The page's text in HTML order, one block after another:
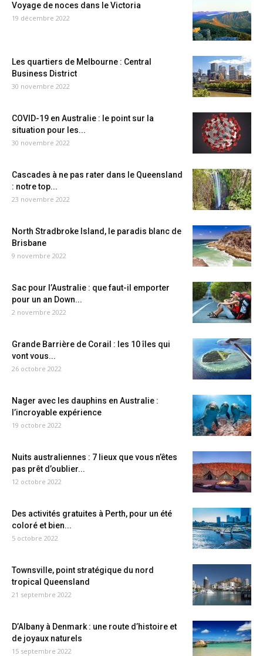
Voyage de noces dans le Victoria
19 décembre 2022
Les quartiers de Melbourne : Central
Business District
30 novembre 2022
COVID-19 en Australie : le point sur la
situation pour les...
30 novembre 2022
Cascades à ne pas rater dans le Queensland
: notre top...
23 novembre 2022
North Stradbroke Island, le paradis blanc de
Brisbane
9 novembre 2022
Sac pour l’Australie : que faut-il emporter
pour un an Down...
2 novembre 2022
Grande Barrière de Corail : les 10 îles qui
vont vous...
26 octobre 2022
Nager avec les dauphins en Australie :
l’incroyable expérience
19 octobre 2022
Nuits australiennes : 7 lieux que vous n’êtes
pas prêt d’oublier...
12 octobre 2022
Des activités gratuites à Perth, pour un été
coloré et bien...
5 octobre 2022
Townsville, point stratégique du nord
tropical Queensland
21 septembre 2022
D’Albany à Denmark : une route d’histoire et
de joyaux naturels
15 septembre 2022